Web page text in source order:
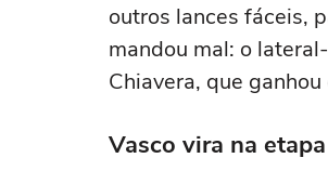
outros lances fáceis,
mandou mal: o
Chiavera, que
Vasco vira na